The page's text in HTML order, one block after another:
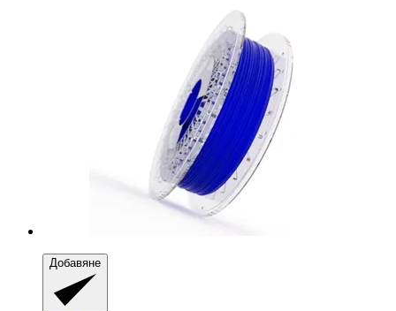
Добавяне